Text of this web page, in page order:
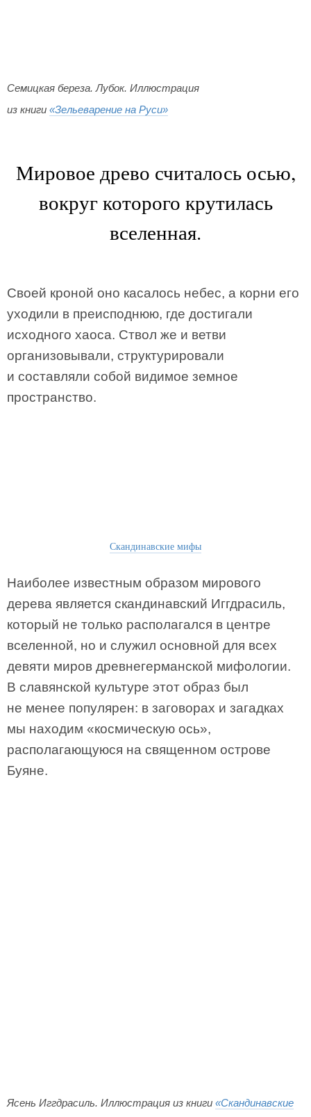
Семицкая береза. Лубок. Иллюстрация
из книги «Зельеварение на Руси»
Мировое древо считалось осью,
вокруг которого крутилась
вселенная.
Своей кроной оно касалось небес, а корни его
уходили в преисподнюю, где достигали
исходного хаоса. Ствол же и ветви
организовывали, структурировали
и составляли собой видимое земное
пространство.
Скандинавские мифы
Наиболее известным образом мирового
дерева является скандинавский Иггдрасиль,
который не только располагался в центре
вселенной, но и служил основной для всех
девяти миров древнегерманской мифологии.
В славянской культуре этот образ был
не менее популярен: в заговорах и загадках
мы находим «космическую ось»,
располагающуюся на священном острове
Буяне.
Ясень Иггдрасиль. Иллюстрация из книги «Скандинавские